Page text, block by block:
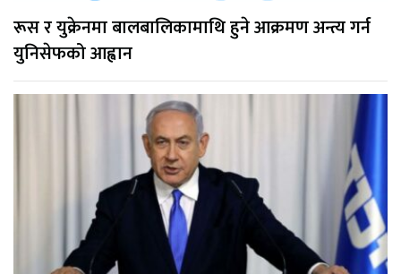
रूस र युक्रेनमा बालबालिकामाथि हुने आक्रमण अन्त्य गर्न
युनिसेफको आह्वान